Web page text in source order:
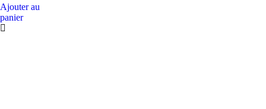
Ajouter au
panier